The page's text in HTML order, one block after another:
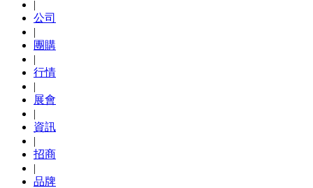
|
公司
|
團購
|
行情
|
展會
|
資訊
|
招商
|
品牌